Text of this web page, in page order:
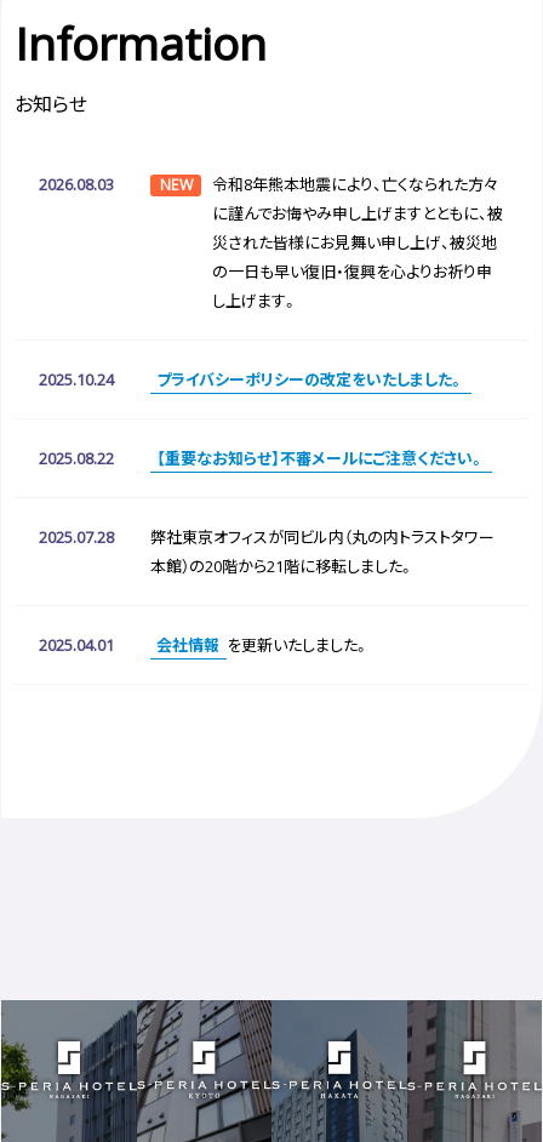
Information
お知らせ
2026.08.03 NEW
令和8年熊本地震により、亡くなられた方々
に謹んでお悔やみ申し上げますとともに、被
災された皆様にお見舞い申し上げ、被災地
の一日も早い復旧・復興を心よりお祈り申
し上げます。
2025.10.24 プライバシーポリシーの改定をいたしました。
2025.08.22 【重要なお知らせ】不審メールにご注意ください。
2025.07.28
弊社東京オフィスが同ビル内（丸の内トラストタワー
本館）の20階から21階に移転しました。
2025.04.01 会社情報 を更新いたしました。